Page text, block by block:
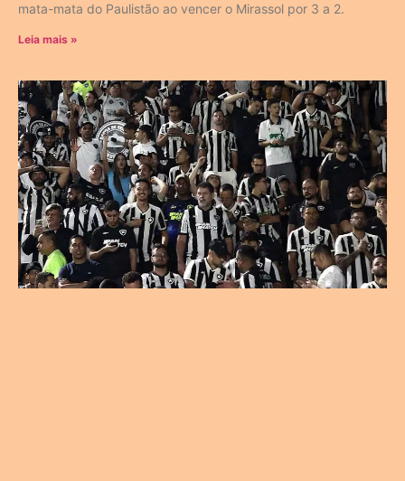
mata-mata do Paulistão ao vencer o Mirassol por 3 a 2.
Leia mais »